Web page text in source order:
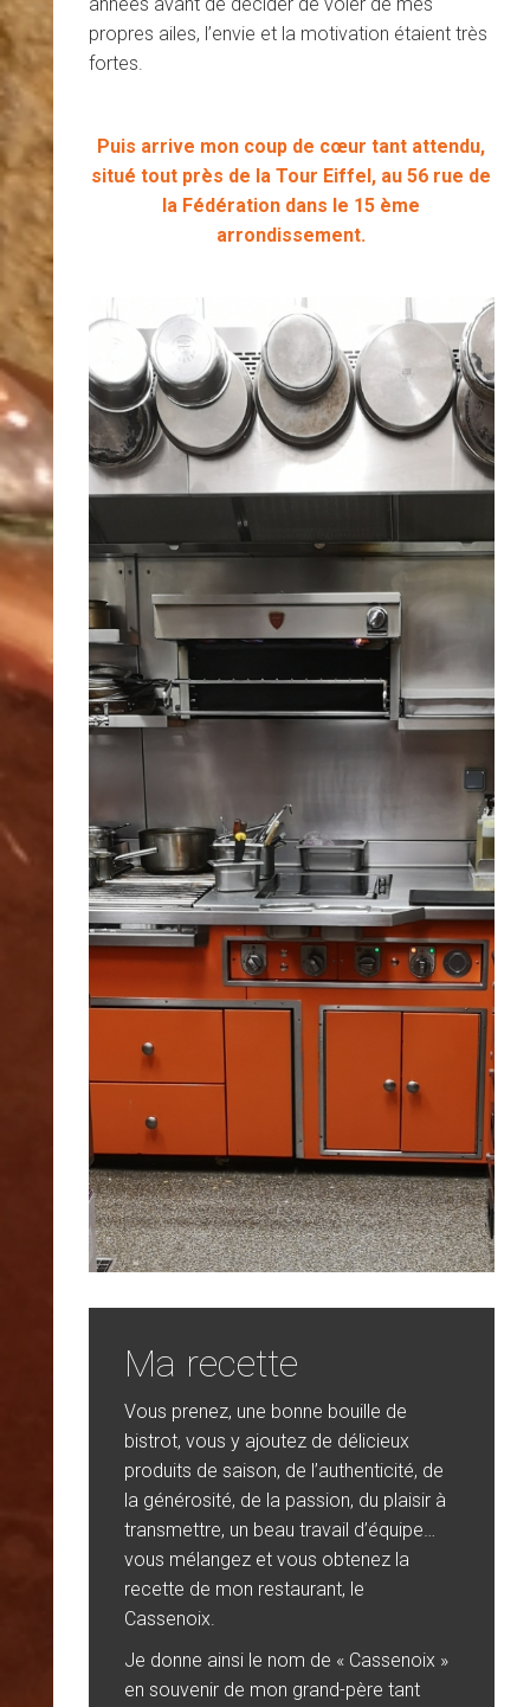
propres ailes, l’envie et la motivation étaient très
fortes.
Puis arrive mon coup de cœur tant attendu,
situé tout près de la Tour Eiffel, au 56 rue de
la Fédération dans le 15 ème
arrondissement.
Ma recette
Vous prenez, une bonne bouille de
bistrot, vous y ajoutez de délicieux
produits de saison, de l’authenticité, de
la générosité, de la passion, du plaisir à
transmettre, un beau travail d’équipe…
vous mélangez et vous obtenez la
recette de mon restaurant, le
Cassenoix.
Je donne ainsi le nom de « Cassenoix »
en souvenir de mon grand-père tant